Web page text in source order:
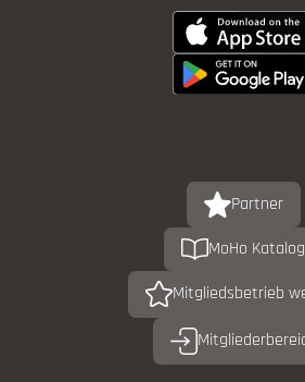
Partner
MoHo Katalog
Mitgliedsbetrieb